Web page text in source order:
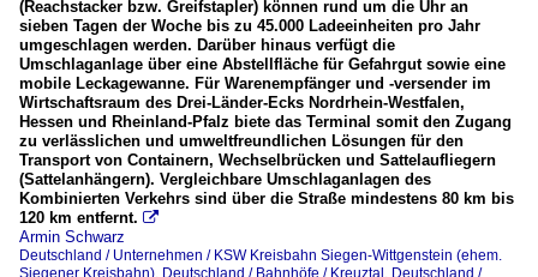
(Reachstacker bzw. Greifstapler) können rund um die Uhr an
sieben Tagen der Woche bis zu 45.000 Ladeeinheiten pro Jahr
umgeschlagen werden. Darüber hinaus verfügt die
Umschlaganlage über eine Abstellfläche für Gefahrgut sowie eine
mobile Leckagewanne. Für Warenempfänger und -versender im
Wirtschaftsraum des Drei-Länder-Ecks Nordrhein-Westfalen,
Hessen und Rheinland-Pfalz biete das Terminal somit den Zugang
zu verlässlichen und umweltfreundlichen Lösungen für den
Transport von Containern, Wechselbrücken und Sattelaufliegern
(Sattelanhängern). Vergleichbare Umschlaganlagen des
Kombinierten Verkehrs sind über die Straße mindestens 80 km bis
120 km entfernt. 
Armin Schwarz
Deutschland / Unternehmen / KSW Kreisbahn Siegen-Wittgenstein (ehem.